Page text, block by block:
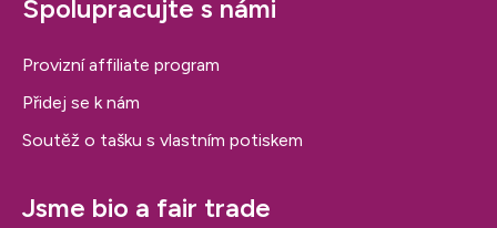
Spolupracujte s námi
Provizní affiliate program
Přidej se k nám
Soutěž o tašku s vlastním potiskem
Jsme bio a fair trade